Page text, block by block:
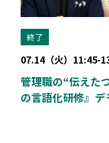
終了
07.14（火）11:45-
管理職の“伝えた
の言語化研修』デ